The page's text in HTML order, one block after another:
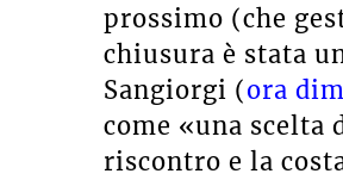
prossimo (che
chiusura è stata
Sangiorgi (ora
come «una scelta
riscontro e la